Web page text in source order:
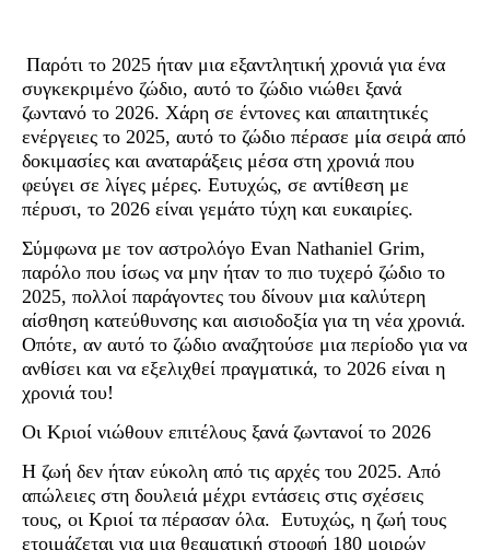
Παρότι το 2025 ήταν μια εξαντλητική χρονιά για ένα
συγκεκριμένο ζώδιο, αυτό το ζώδιο νιώθει ξανά
ζωντανό το 2026. Χάρη σε έντονες και απαιτητικές
ενέργειες το 2025, αυτό το ζώδιο πέρασε μία σειρά από
δοκιμασίες και αναταράξεις μέσα στη χρονιά που
φεύγει σε λίγες μέρες. Ευτυχώς, σε αντίθεση με
πέρυσι, το 2026 είναι γεμάτο τύχη και ευκαιρίες.
Σύμφωνα με τον αστρολόγο Evan Nathaniel Grim,
παρόλο που ίσως να μην ήταν το πιο τυχερό ζώδιο το
2025, πολλοί παράγοντες του δίνουν μια καλύτερη
αίσθηση κατεύθυνσης και αισιοδοξία για τη νέα χρονιά.
Οπότε, αν αυτό το ζώδιο αναζητούσε μια περίοδο για να
ανθίσει και να εξελιχθεί πραγματικά, το 2026 είναι η
χρονιά του!
Οι Κριοί νιώθουν επιτέλους ξανά ζωντανοί το 2026
Η ζωή δεν ήταν εύκολη από τις αρχές του 2025. Από
απώλειες στη δουλειά μέχρι εντάσεις στις σχέσεις
τους, οι Κριοί τα πέρασαν όλα. Ευτυχώς, η ζωή τους
ετοιμάζεται για μια θεαματική στροφή 180 μοιρών